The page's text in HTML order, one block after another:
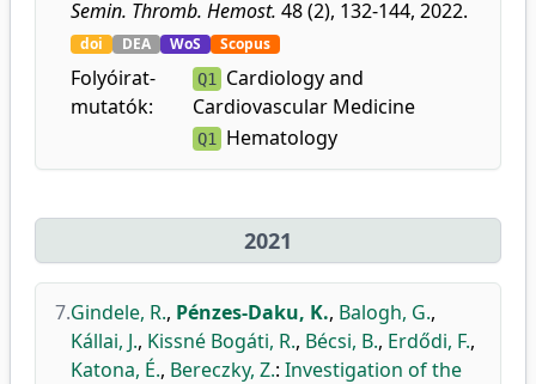
Semin. Thromb. Hemost. 48 (2), 132-144, 2022.
doi DEA WoS Scopus
Folyóirat-
mutatók:
Q1 Cardiology and
Cardiovascular Medicine
Q1 Hematology
2021
7.Gindele, R., Pénzes-Daku, K., Balogh, G.,
Kállai, J., Kissné Bogáti, R., Bécsi, B., Erdődi, F.,
Katona, É., Bereczky, Z.: Investigation of the